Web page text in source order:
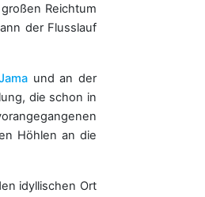
Reichtum
der Flusslauf
und an der
die schon in
Höhlen an die
idyllischen Ort